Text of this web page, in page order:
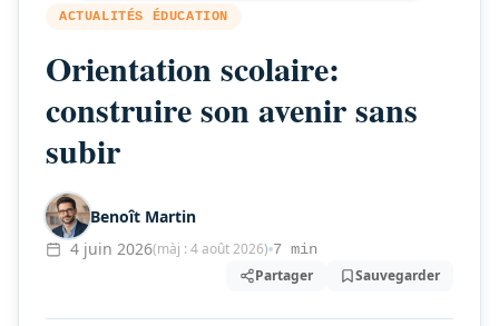
ACTUALITÉS ÉDUCATION
Orientation scolaire:
construire son avenir sans
subir
Benoît Martin
4 juin 2026(màj : 4 août 2026) 7 min
Partager Sauvegarder